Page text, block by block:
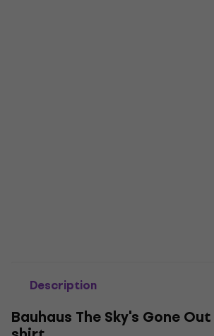
Description
Bauhaus The Sky's Gone